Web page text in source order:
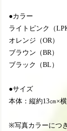
●カラー
ライトピンク（
オレンジ（OR）
ブラウン（BR）
ブラック（BL）
●サイズ
本体：縦約13㎝×
※写真カラーにつ